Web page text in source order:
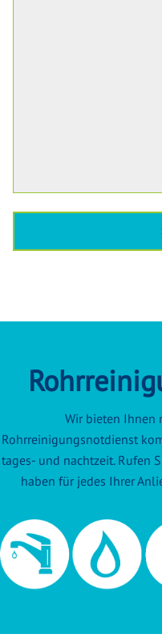
Wir bieten Ihnen
Rohrreinigungsnotdienst
tages- und nachtzeit. Rufen
haben für jedes Ihrer